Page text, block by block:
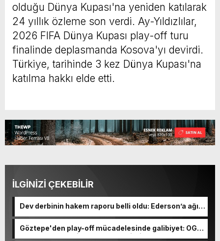
olduğu Dünya Kupası'na yeniden katılarak
24 yıllık özleme son verdi. Ay-Yıldızlılar,
2026 FIFA Dünya Kupası play-off turu
finalinde deplasmanda Kosova'yı devirdi.
Türkiye, tarihinde 3 kez Dünya Kupası'na
katılma hakkı elde etti.
İLGİNİZİ ÇEKEBİLİR
Dev derbinin hakem raporu belli oldu: Ederson’a ağır
Göztepe'den play-off mücadelesinde galibiyet: OGM
Ormanspor'u evinde 90-92 devirdi